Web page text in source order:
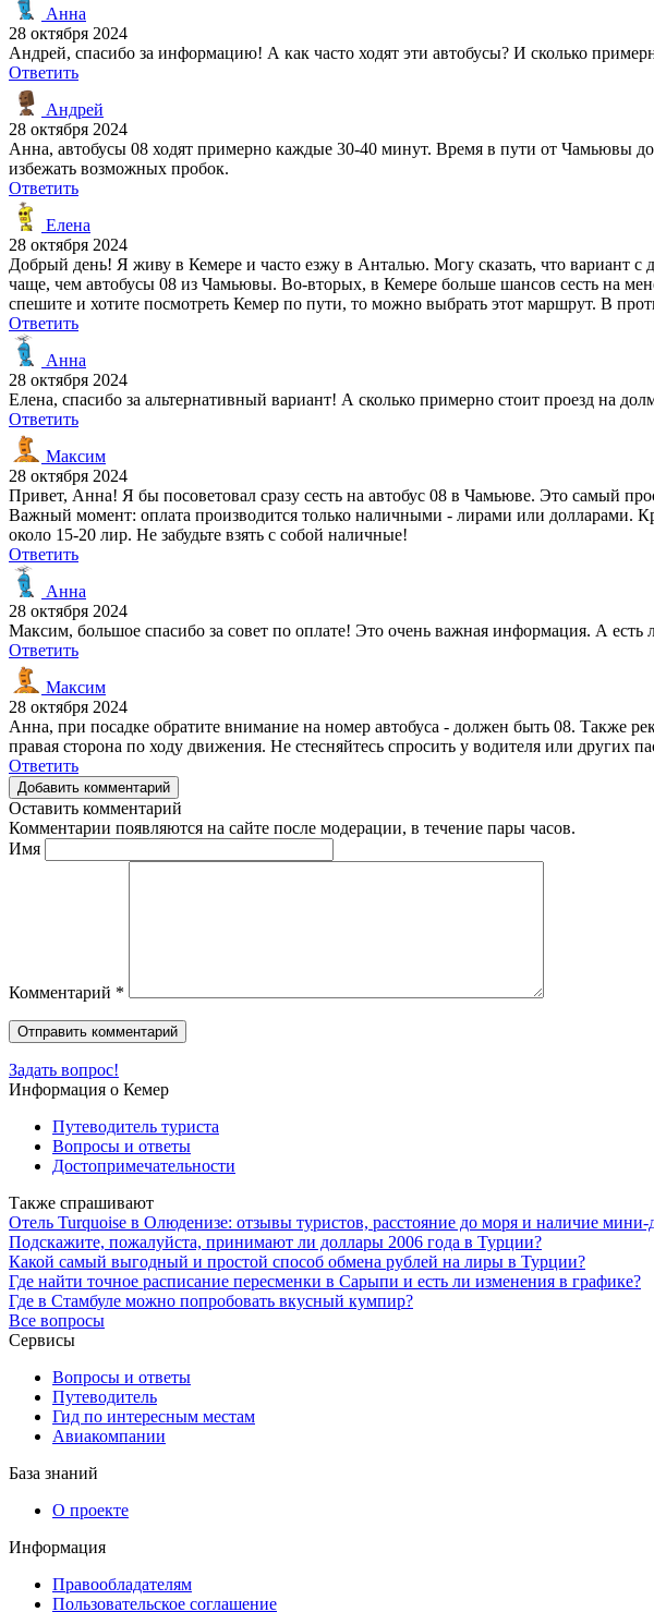
Анна
28 октября 2024
Андрей, спасибо за информацию! А как часто ходят эти автобусы? И сколько
Ответить
Андрей
28 октября 2024
Анна, автобусы 08 ходят примерно каждые 30-40 минут. Время в пути от Чамьювы
избежать возможных пробок.
Ответить
Елена
28 октября 2024
Добрый день! Я живу в Кемере и часто езжу в Анталью. Могу сказать, что вариант
чаще, чем автобусы 08 из Чамьювы. Во-вторых, в Кемере больше шансов сесть на
спешите и хотите посмотреть Кемер по пути, то можно выбрать этот маршрут. В
Ответить
Анна
28 октября 2024
Елена, спасибо за альтернативный вариант! А сколько примерно стоит проезд на
Ответить
Максим
28 октября 2024
Привет, Анна! Я бы посоветовал сразу сесть на автобус 08 в Чамьюве. Это самый
Важный момент: оплата производится только наличными - лирами или долларами.
около 15-20 лир. Не забудьте взять с собой наличные!
Ответить
Анна
28 октября 2024
Максим, большое спасибо за совет по оплате! Это очень важная информация. А есть
Ответить
Максим
28 октября 2024
Анна, при посадке обратите внимание на номер автобуса - должен быть 08. Также
правая сторона по ходу движения. Не стесняйтесь спросить у водителя или других
Ответить
Добавить комментарий
Оставить комментарий
Комментарии появляются на сайте после модерации, в течение пары часов.
Имя
Комментарий *
Задать вопрос!
Информация о Кемер
Путеводитель туриста
Вопросы и ответы
Достопримечательности
Также спрашивают
Отель Turquoise в Олюденизе: отзывы туристов, расстояние до моря и наличие мини-
Подскажите, пожалуйста, принимают ли доллары 2006 года в Турции?
Какой самый выгодный и простой способ обмена рублей на лиры в Турции?
Где найти точное расписание пересменки в Сарыпи и есть ли изменения в графике?
Где в Стамбуле можно попробовать вкусный кумпир?
Все вопросы
Сервисы
Вопросы и ответы
Путеводитель
Гид по интересным местам
Авиакомпании
База знаний
О проекте
Информация
Правообладателям
Пользовательское соглашение